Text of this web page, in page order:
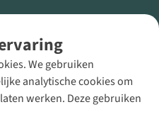
We gebruiken
analytische cookies om
werken. Deze gebruiken